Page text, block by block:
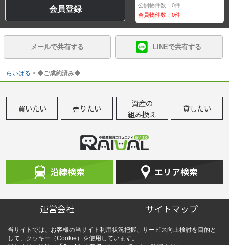
会員登録 公開物件数：0件
会員物件数：0件
メールで共有する LINEで共有する
らいばる > ◆ご成約済み◆
買いたい 売りたい
資産の
組み換え
貸したい
沿線検索 エリア検索
運営会社 サイトマップ
当サイトでは、お客様の当サイト利用状況把握、サービス向上検討を目的と
して、クッキー（Cookie）を使用しています。